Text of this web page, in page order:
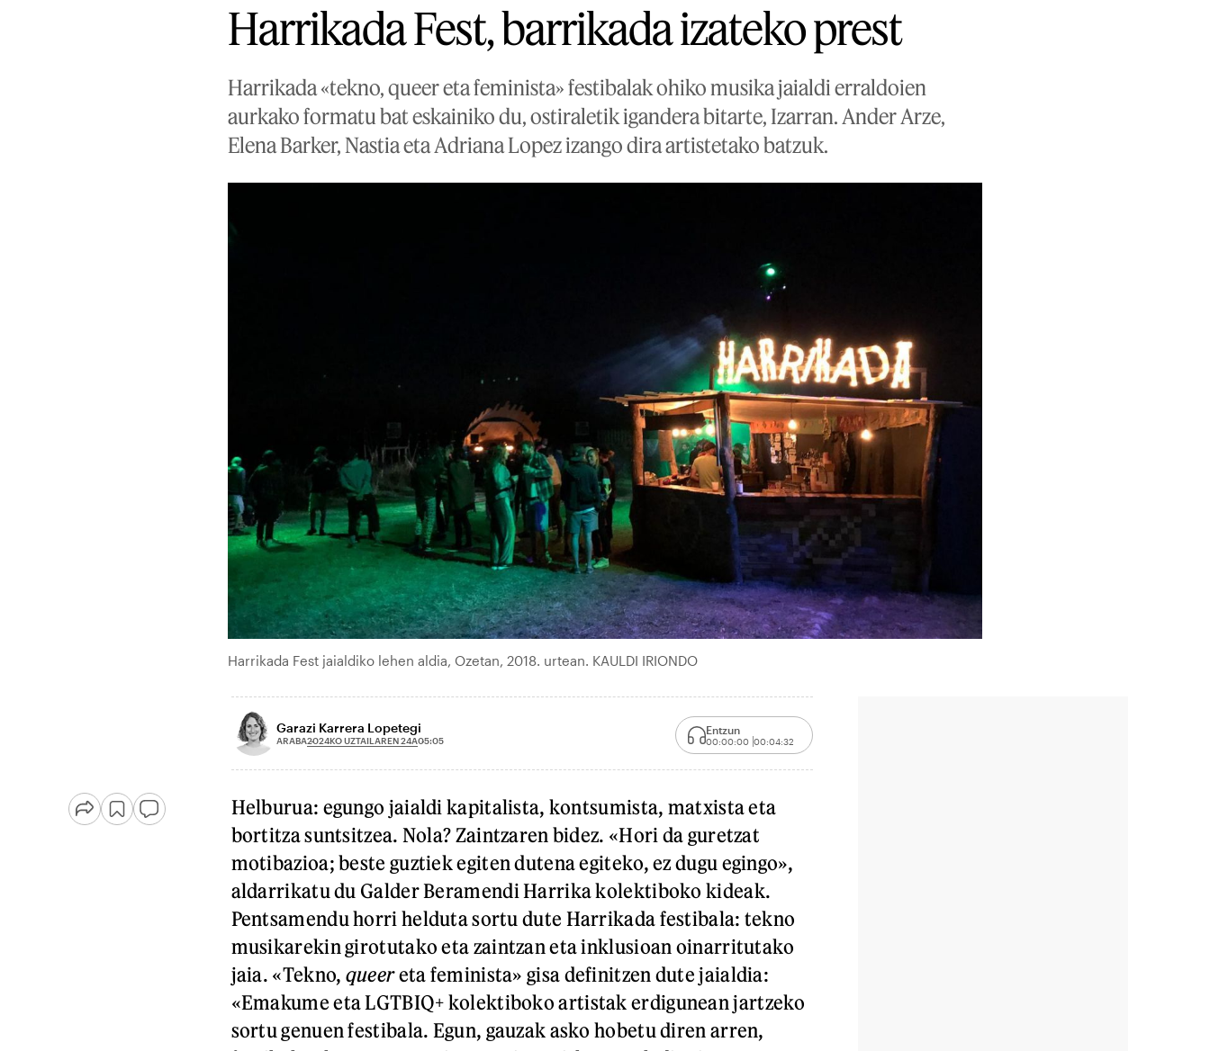
Harrikada Fest, barrikada izateko prest
Harrikada «tekno, queer eta feminista» festibalak ohiko musika jaialdi erraldoien
aurkako formatu bat eskainiko du, ostiraletik igandera bitarte, Izarran. Ander Arze,
Elena Barker, Nastia eta Adriana Lopez izango dira artistetako batzuk.
Harrikada Fest jaialdiko lehen aldia, Ozetan, 2018. urtean. KAULDI IRIONDO
Garazi Karrera Lopetegi
ARABA2024KO UZTAILAREN 24A05:05
Entzun
00:00:00 00:04:32
Helburua: egungo jaialdi kapitalista, kontsumista, matxista eta
bortitza suntsitzea. Nola? Zaintzaren bidez. «Hori da guretzat
motibazioa; beste guztiek egiten dutena egiteko, ez dugu egingo»,
aldarrikatu du Galder Beramendi Harrika kolektiboko kideak.
Pentsamendu horri helduta sortu dute Harrikada festibala: tekno
musikarekin girotutako eta zaintzan eta inklusioan oinarritutako
jaia. «Tekno, queereta feminista» gisa definitzen dute jaialdia:
«Emakume eta LGTBIQ+ kolektiboko artistak erdigunean jartzeko
sortu genuen festibala. Egun, gauzak asko hobetu diren arren,